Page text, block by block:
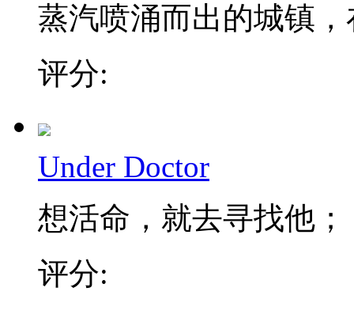
蒸汽喷涌而出的城镇，
评分:
Under Doctor
想活命，就去寻找他；
评分: